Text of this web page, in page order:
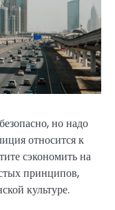
но надо
относится к
сэкономить на
принципов,
культуре.